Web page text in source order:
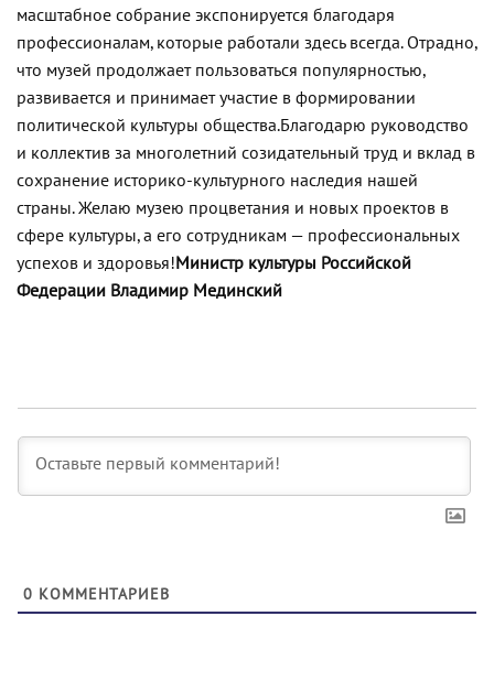
масштабное собрание экспонируется благодаря
профессионалам, которые работали здесь всегда. Отрадно,
что музей продолжает пользоваться популярностью,
развивается и принимает участие в формировании
политической культуры общества.Благодарю руководство
и коллектив за многолетний созидательный труд и вклад в
сохранение историко-культурного наследия нашей
страны. Желаю музею процветания и новых проектов в
сфере культуры, а его сотрудникам — профессиональных
успехов и здоровья! Министр культуры Российской
Федерации Владимир Мединский
0 КОММЕНТАРИЕВ